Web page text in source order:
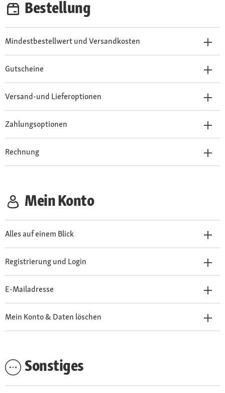
Bestellung
Mindestbestellwert und Versandkosten
Gutscheine
Versand-und Lieferoptionen
Zahlungsoptionen
Rechnung
Mein Konto
Alles auf einem Blick
Registrierung und Login
E-Mailadresse
Mein Konto & Daten löschen
Sonstiges